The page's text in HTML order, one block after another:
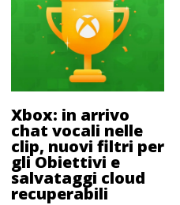
Xbox: in arrivo
chat vocali nelle
clip, nuovi filtri per
gli Obiettivi e
salvataggi cloud
recuperabili